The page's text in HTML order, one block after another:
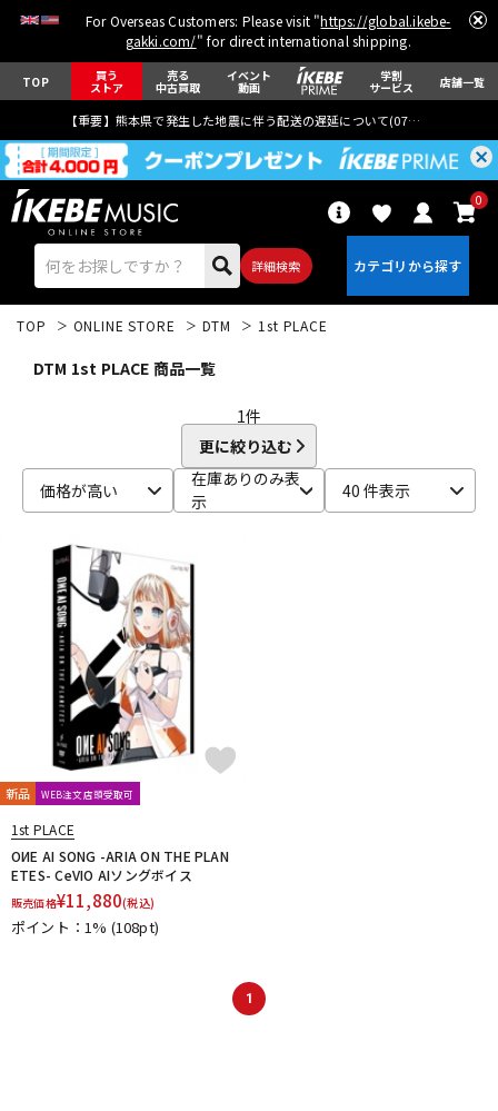
For Overseas Customers: Please visit "https://global.ikebe-
gakki.com/" for direct international shipping.
TOP 買う
ストア
売る
中古買取
イベント
動画
学割
サービス 店舗一覧
【重要】熊本県で発生した地震に伴う配送の遅延について(07月29日
詳細検索
0
ドラム
キーボード
管楽器
アンプ
DJ機器
TOP ONLINE STORE DTM 1st PLACE
DTM 1st PLACE 商品一覧
1件
更に絞り込む
価格が高い
在庫ありのみ表
示
40 件表示
新品 WEB注文店頭受取可
1st PLACE
OИE AI SONG -ARIA ON THE PLAN
ETES- CeVIO AIソングボイス
販売価格¥11,880(税込)
ポイント：1% (108pt)
1